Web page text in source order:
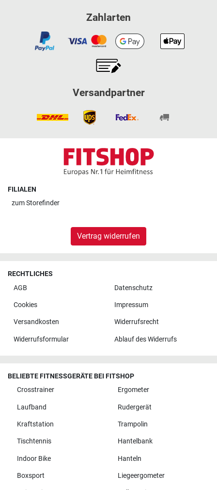
Zahlarten
Versandpartner
FILIALEN
zumStorefinder
Vertrag widerrufen
RECHTLICHES
AGB
Datenschutz
Cookies Impressum
Versandkosten Widerrufsrecht
Widerrufsformular Ablauf des Widerrufs
BELIEBTE FITNESSGERÄTE BEI FITSHOP
Crosstrainer
Ergometer
Laufband Rudergerät
Kraftstation Trampolin
Tischtennis Hantelbank
Indoor Bike Hanteln
Boxsport Liegeergometer